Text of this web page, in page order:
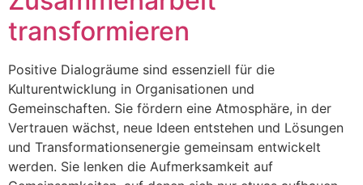
transformieren
Positive Dialogräume sind essenziell für die
Kulturentwicklung in Organisationen und
Gemeinschaften. Sie fördern eine Atmosphäre, in der
Vertrauen wächst, neue Ideen entstehen und Lösungen
und Transformationsenergie gemeinsam entwickelt
werden. Sie lenken die Aufmerksamkeit auf